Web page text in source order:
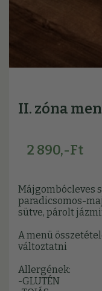
II. zóna
2 890,-Ft
Májgombócleves
paradicsomos-
sütve, párolt
A menü
változtatni
Allergének:
-GLUTÉN